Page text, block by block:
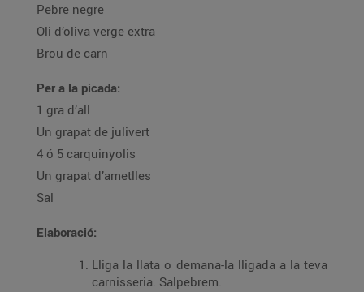
Pebre negre
Oli d’oliva verge extra
Brou de carn
Per a la picada:
1 gra d’all
Un grapat de julivert
4 ó 5 carquinyolis
Un grapat d’ametlles
Sal
Elaboració:
Lliga la llata o demana-la lligada a la teva
carnisseria. Salpebrem.